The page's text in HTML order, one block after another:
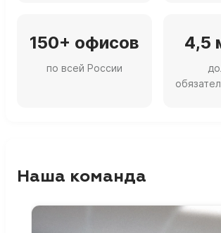
150+ офисов
по всей России
4,5
Наша команда